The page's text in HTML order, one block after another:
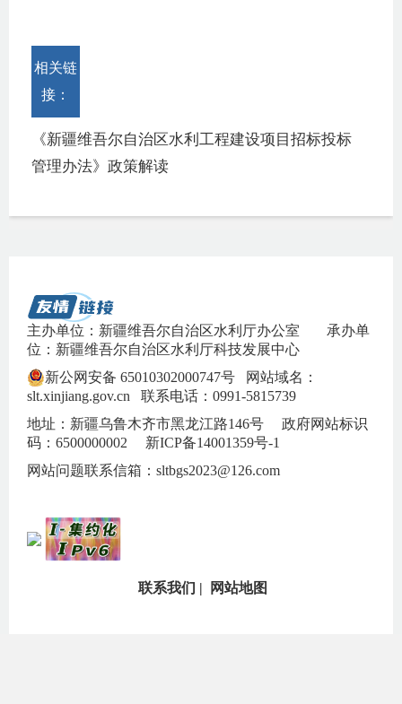
相关链
接：
《新疆维吾尔自治区水利工程建设项目招标投标
管理办法》政策解读
主办单位：新疆维吾尔自治区水利厅办公室
承办单
位：新疆维吾尔自治区水利厅科技发展中心
新公网安备 65010302000747号 网站域名：
slt.xinjiang.gov.cn 联系电话：0991-5815739
地址：新疆乌鲁木齐市黑龙江路146号 政府网站标识
码：6500000002
新ICP备14001359号-1
网站问题联系信箱：sltbgs2023@126.com
联系我们 | 网站地图